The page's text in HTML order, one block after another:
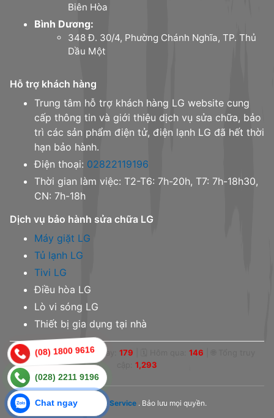
Biên Hòa
Bình Dương:
348 Đ. 30/4, Phường Chánh Nghĩa, TP. Thủ
Dầu Một
Hỗ trợ khách hàng
Trung tâm hỗ trợ khách hàng LG website cung
cấp thông tin và giới thiệu dịch vụ sửa chữa, bảo
trì các sản phẩm điện tử, điện lạnh LG đã hết thời
hạn bảo hành.
Điện thoại: 02822119196
Thời gian làm việc: T2-T6: 7h-20h, T7: 7h-18h30,
CN: 7h-18h
Dịch vụ bảo hành sửa chữa LG
Máy giặt LG
Tủ lạnh LG
Tivi LG
Điều hòa LG
Lò vi sóng LG
Thiết bị gia dụng tại nhà
👁 Online:1|📅 Hôm nay: 179 146
1,293
© 2023, LG Service . Bảo lưu mọi quyền.
(08) 1800 9616
(028) 2211 9196
Chat ngay